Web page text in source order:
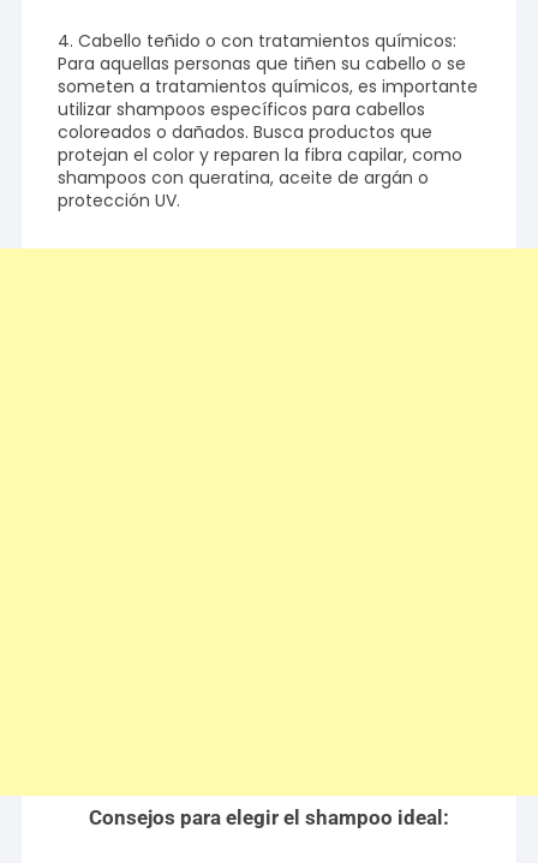
4. Cabello teñido o con tratamientos químicos:
Para aquellas personas que tiñen su cabello o se
someten a tratamientos químicos, es importante
utilizar shampoos específicos para cabellos
coloreados o dañados. Busca productos que
protejan el color y reparen la fibra capilar, como
shampoos con queratina, aceite de argán o
protección UV.
Consejos para elegir el shampoo ideal: